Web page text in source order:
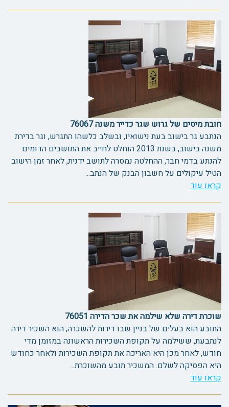
חובת מיסים של גרוש שגר כדייר משנה 76067
הנתבע גר בישוב בעת נישואיו, ובשלב כלשהו התגרש, וגר בדירת
משנה בישוב, בשנת 2013 הוחלט לחייב את התושבים הדומים
להנתע בדמי חבר, ההחלטה נמסרה לתושב ידנית, לאחר זמן הישוב
הטיל עיקולים על חשבון הבנק של הנתב...
קראו עוד
שוכרת דירה שלא שילמה את שכר הדירה 76051
התובע הוא בעלים של בניין שבו דירות להשכרה, הוא השכיר דירה
לנתבעת, ששילמה על תקופת השכירות הראשונה במזומן מדי
חודש, לאחר מכן היא האריכה את תקופת השכירות ולאחר כחודש
היא הפסיקה לשלם. המשכיר תובע מהשוכרת...
קראו עוד